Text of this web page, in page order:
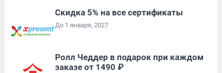
Скидка 5% на все сертификаты
До 1 января, 2027
Ролл Чеддер в подарок при каждом
заказе от 1490 ₽